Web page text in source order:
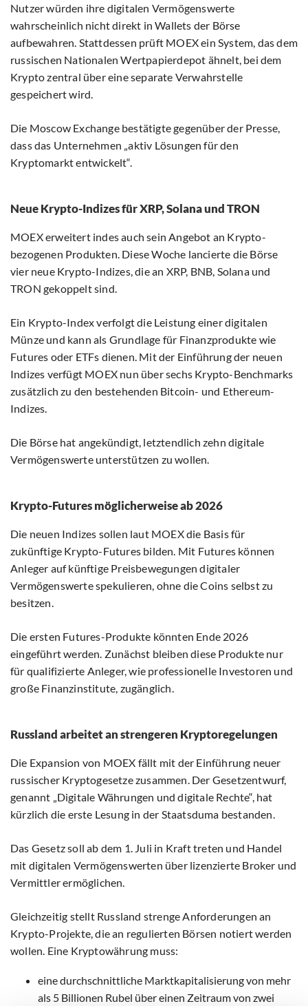
Nutzer würden ihre digitalen Vermögenswerte
wahrscheinlich nicht direkt in Wallets der Börse
aufbewahren. Stattdessen prüft MOEX ein System, das dem
russischen Nationalen Wertpapierdepot ähnelt, bei dem
Krypto zentral über eine separate Verwahrstelle
gespeichert wird.
Die Moscow Exchange bestätigte gegenüber der Presse,
dass das Unternehmen „aktiv Lösungen für den
Kryptomarkt entwickelt“.
Neue Krypto-Indizes für XRP, Solana und TRON
MOEX erweitert indes auch sein Angebot an Krypto-
bezogenen Produkten. Diese Woche lancierte die Börse
vier neue Krypto-Indizes, die an XRP, BNB, Solana und
TRON gekoppelt sind.
Ein Krypto-Index verfolgt die Leistung einer digitalen
Münze und kann als Grundlage für Finanzprodukte wie
Futures oder ETFs dienen. Mit der Einführung der neuen
Indizes verfügt MOEX nun über sechs Krypto-Benchmarks
zusätzlich zu den bestehenden Bitcoin- und Ethereum-
Indizes.
Die Börse hat angekündigt, letztendlich zehn digitale
Vermögenswerte unterstützen zu wollen.
Krypto-Futures möglicherweise ab 2026
Die neuen Indizes sollen laut MOEX die Basis für
zukünftige Krypto-Futures bilden. Mit Futures können
Anleger auf künftige Preisbewegungen digitaler
Vermögenswerte spekulieren, ohne die Coins selbst zu
besitzen.
Die ersten Futures-Produkte könnten Ende 2026
eingeführt werden. Zunächst bleiben diese Produkte nur
für qualifizierte Anleger, wie professionelle Investoren und
große Finanzinstitute, zugänglich.
Russland arbeitet an strengeren Kryptoregelungen
Die Expansion von MOEX fällt mit der Einführung neuer
russischer Kryptogesetze zusammen. Der Gesetzentwurf,
genannt „Digitale Währungen und digitale Rechte“, hat
kürzlich die erste Lesung in der Staatsduma bestanden.
Das Gesetz soll ab dem 1. Juli in Kraft treten und Handel
mit digitalen Vermögenswerten über lizenzierte Broker und
Vermittler ermöglichen.
Gleichzeitig stellt Russland strenge Anforderungen an
Krypto-Projekte, die an regulierten Börsen notiert werden
wollen. Eine Kryptowährung muss:
eine durchschnittliche Marktkapitalisierung von mehr
als 5 Billionen Rubel über einen Zeitraum von zwei